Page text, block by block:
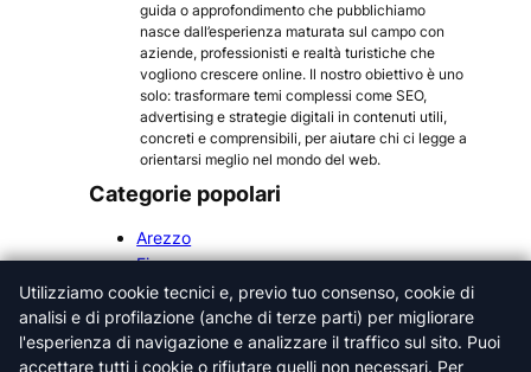
guida o approfondimento che pubblichiamo
nasce dall’esperienza maturata sul campo con
aziende, professionisti e realtà turistiche che
vogliono crescere online. Il nostro obiettivo è uno
solo: trasformare temi complessi come SEO,
advertising e strategie digitali in contenuti utili,
concreti e comprensibili, per aiutare chi ci legge a
orientarsi meglio nel mondo del web.
Categorie popolari
Arezzo
Firenze
Grosseto
Livorno
Lucca
Massa-Carrara
Utilizziamo cookie tecnici e, previo tuo consenso, cookie di
analisi e di profilazione (anche di terze parti) per migliorare
l'esperienza di navigazione e analizzare il traffico sul sito. Puoi
accettare tutti i cookie o rifiutare quelli non necessari. Per